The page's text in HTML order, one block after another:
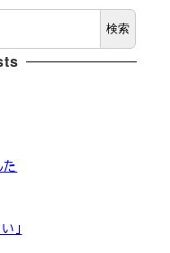
検索
た
」